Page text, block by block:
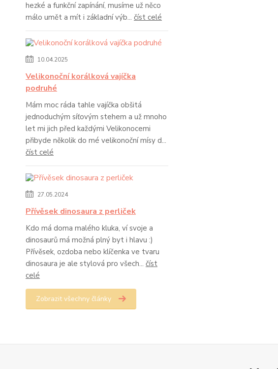
hezké a funkční zapínání, musíme už něco
málo umět a mít i základní výb... číst celé
10.04.2025
Velikonoční korálková vajíčka
podruhé
Mám moc ráda tahle vajíčka obšitá
jednoduchým síťovým stehem a už mnoho
let mi jich před každými Velikonocemi
přibyde několik do mé velikonoční mísy d...
číst celé
27.05.2024
Přívěsek dinosaura z perliček
Kdo má doma malého kluka, ví svoje a
dinosaurů má možná plný byt i hlavu :)
Přívěsek, ozdoba nebo klíčenka ve tvaru
dinosaura je ale stylová pro všech... číst
celé
Zobrazit všechny články